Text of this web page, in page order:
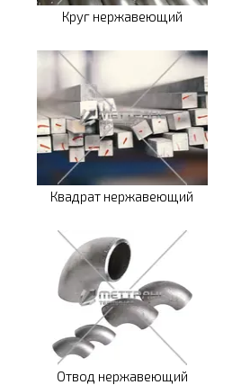
Круг нержавеющий
Квадрат нержавеющий
Отвод нержавеющий